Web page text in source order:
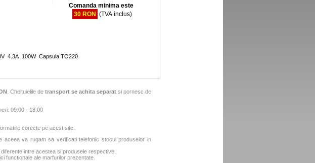
Comanda minima este
30 RON (TVA inclus)
4.3A 100W Capsula TO220
. Cheltuielile de transport se achita separat si pornesc de
09:00 - 18:00
corecte pe acest site.
aceea va rugam sa verificati telefonic stocul produselor in
intre acestea si produsele respective.
functionale ale marfurilor prezentate.